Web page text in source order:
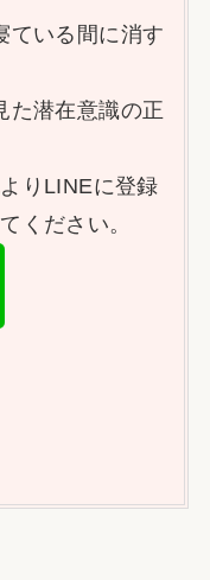
ている間に消す
た潜在意識の正
りLINEに登録
ください。